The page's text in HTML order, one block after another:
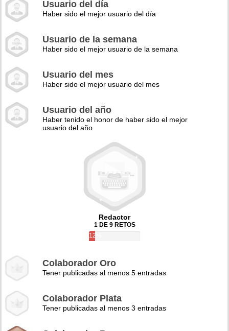
Usuario del día
Haber sido el mejor usuario del día
Usuario de la semana
Haber sido el mejor usuario de la semana
Usuario del mes
Haber sido el mejor usuario del mes
Usuario del año
Haber tenido el honor de haber sido el mejor
usuario del año
Redactor
1 DE 9 RETOS
12%
Colaborador Oro
Tener publicadas al menos 5 entradas
Colaborador Plata
Tener publicadas al menos 3 entradas